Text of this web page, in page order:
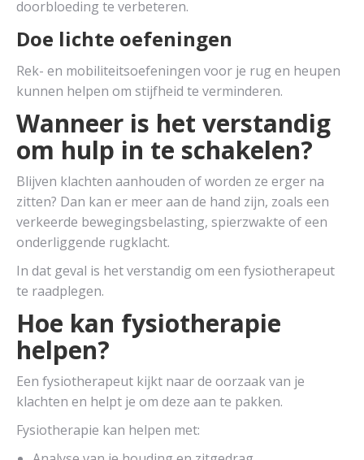
doorbloeding te verbeteren.
Doe lichte oefeningen
Rek- en mobiliteitsoefeningen voor je rug en heupen
kunnen helpen om stijfheid te verminderen.
Wanneer is het verstandig
om hulp in te schakelen?
Blijven klachten aanhouden of worden ze erger na
zitten? Dan kan er meer aan de hand zijn, zoals een
verkeerde bewegingsbelasting, spierzwakte of een
onderliggende rugklacht.
In dat geval is het verstandig om een fysiotherapeut
te raadplegen.
Hoe kan fysiotherapie
helpen?
Een fysiotherapeut kijkt naar de oorzaak van je
klachten en helpt je om deze aan te pakken.
Fysiotherapie kan helpen met: